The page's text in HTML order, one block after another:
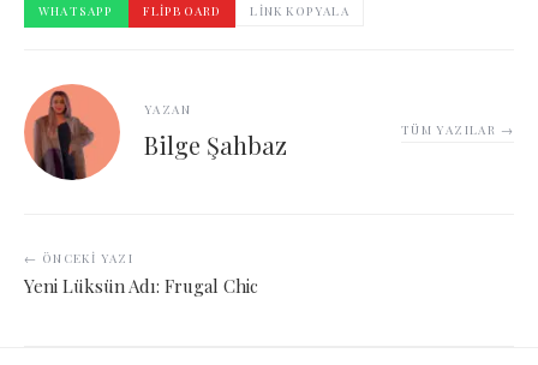
WHATSAPP
FLIPBOARD LINK KOPYALA
YAZAN
Bilge Şahbaz TÜM YAZILAR →
← ÖNCEKI YAZI
Yeni Lüksün Adı: Frugal Chic